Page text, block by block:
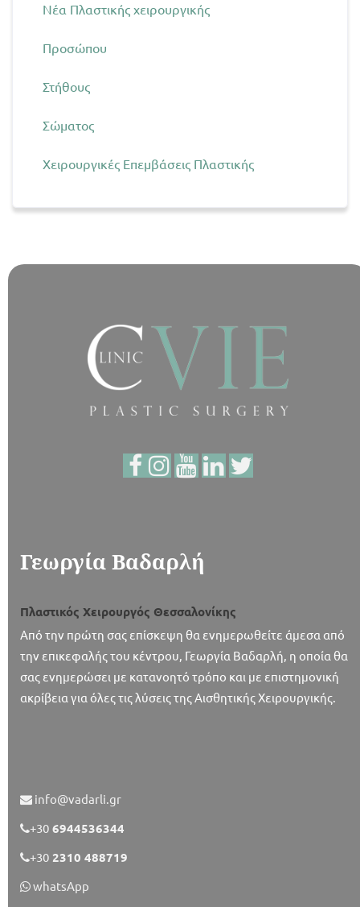
Νέα Πλαστικής χειρουργικής
Προσώπου
Στήθους
Σώματος
Χειρουργικές Επεμβάσεις Πλαστικής
Γεωργία Βαδαρλή
Πλαστικός Χειρουργός Θεσσαλονίκης
Από την πρώτη σας επίσκεψη θα ενημερωθείτε άμεσα από
την επικεφαλής του κέντρου, Γεωργία Βαδαρλή, η οποία θα
σας ενημερώσει με κατανοητό τρόπο και με επιστημονική
ακρίβεια για όλες τις λύσεις της Αισθητικής Χειρουργικής.
info@vadarli.gr
+30 6944536344
+30 2310 488719
whatsApp